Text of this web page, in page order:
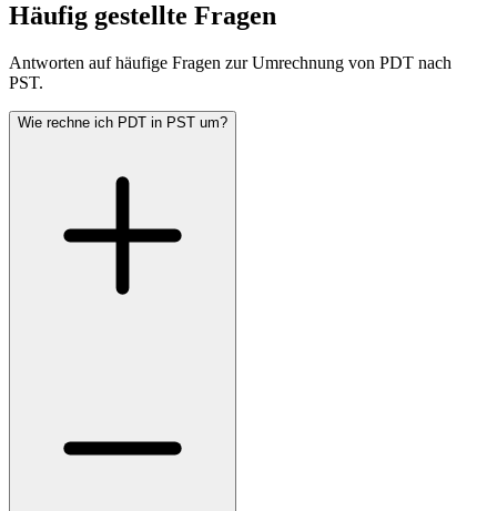
Häufig gestellte Fragen
Antworten auf häufige Fragen zur Umrechnung von PDT nach
PST.
Wie rechne ich PDT in PST um?